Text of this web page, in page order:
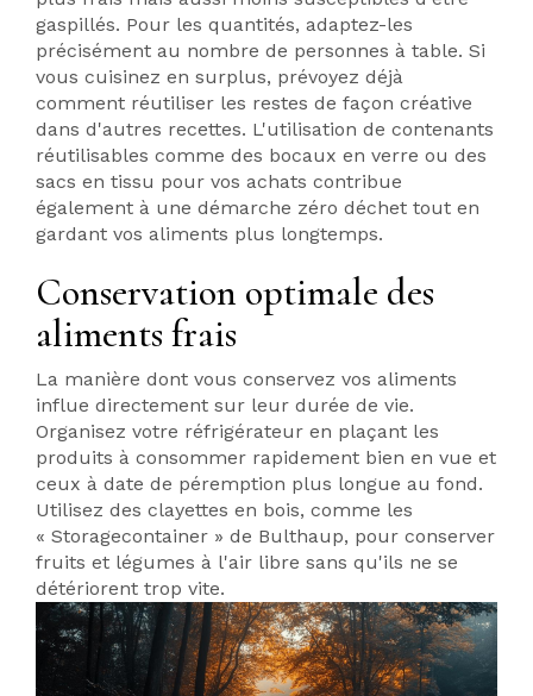
gaspillés. Pour les quantités, adaptez-les
précisément au nombre de personnes à table. Si
vous cuisinez en surplus, prévoyez déjà
comment réutiliser les restes de façon créative
dans d'autres recettes. L'utilisation de contenants
réutilisables comme des bocaux en verre ou des
sacs en tissu pour vos achats contribue
également à une démarche zéro déchet tout en
gardant vos aliments plus longtemps.
Conservation optimale des
aliments frais
La manière dont vous conservez vos aliments
influe directement sur leur durée de vie.
Organisez votre réfrigérateur en plaçant les
produits à consommer rapidement bien en vue et
ceux à date de péremption plus longue au fond.
Utilisez des clayettes en bois, comme les
« Storagecontainer » de Bulthaup, pour conserver
fruits et légumes à l'air libre sans qu'ils ne se
détériorent trop vite.